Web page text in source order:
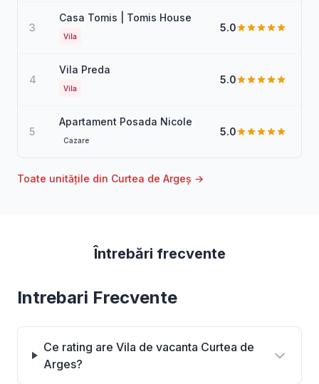
3
Casa Tomis | Tomis House
Vila
5.0
4
Vila Preda
Vila
5.0
5
Apartament Posada Nicole
Cazare
5.0
Toate unitățile din Curtea de Argeș →
Întrebări frecvente
Intrebari Frecvente
Ce rating are Vila de vacanta Curtea de
Arges?